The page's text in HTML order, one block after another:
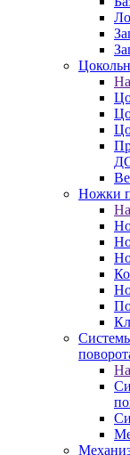
Ножки